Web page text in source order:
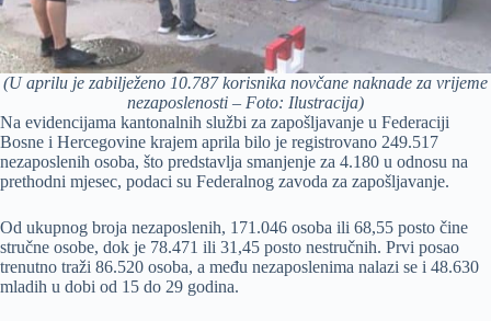
(U aprilu je zabilježeno 10.787 korisnika novčane naknade za vrijeme
nezaposlenosti – Foto: Ilustracija)
Na evidencijama kantonalnih službi za zapošljavanje u Federaciji
Bosne i Hercegovine krajem aprila bilo je registrovano 249.517
nezaposlenih osoba, što predstavlja smanjenje za 4.180 u odnosu na
prethodni mjesec, podaci su Federalnog zavoda za zapošljavanje.
Od ukupnog broja nezaposlenih, 171.046 osoba ili 68,55 posto čine
stručne osobe, dok je 78.471 ili 31,45 posto nestručnih. Prvi posao
trenutno traži 86.520 osoba, a među nezaposlenima nalazi se i 48.630
mladih u dobi od 15 do 29 godina.